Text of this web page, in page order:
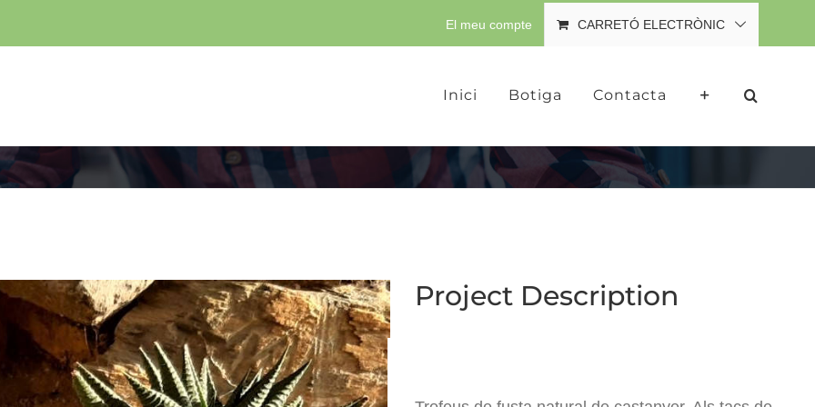
El meu compte CARRETÓ ELECTRÒNIC
Inici Botiga Contacta
Project Description